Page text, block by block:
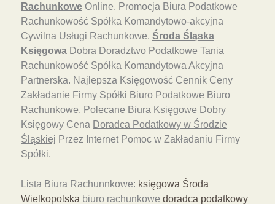
Rachunkowe Online. Promocja Biura Podatkowe
Rachunkowość Spółka Komandytowo-akcyjna
Cywilna Usługi Rachunkowe. Środa Śląska
Księgowa Dobra Doradztwo Podatkowe Tania
Rachunkowość Spółka Komandytowa Akcyjna
Partnerska. Najlepsza Księgowość Cennik Ceny
Zakładanie Firmy Spółki Biuro Podatkowe Biuro
Rachunkowe. Polecane Biura Księgowe Dobry
Księgowy Cena Doradca Podatkowy w Środzie
Śląskiej Przez Internet Pomoc w Zakładaniu Firmy
Spółki.
Lista Biura Rachunnkowe: księgowa Środa
Wielkopolska biuro rachunkowe doradca podatkowy